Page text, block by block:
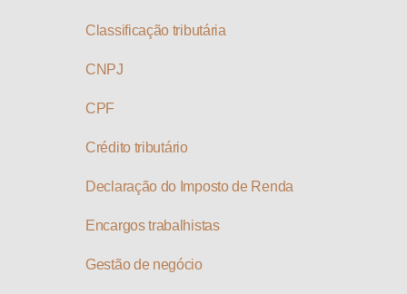
Classificação tributária
CNPJ
CPF
Crédito tributário
Declaração do Imposto de Renda
Encargos trabalhistas
Gestão de negócio